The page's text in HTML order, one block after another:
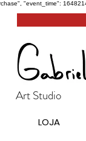
"event_time":
Art Studio
LOJA